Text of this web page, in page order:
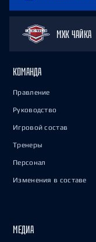
МХК ЧАЙКА
КОМАНДА
Правление
Руководство
Игровой состав
Тренеры
Персонал
Изменения в составе
МЕДИА